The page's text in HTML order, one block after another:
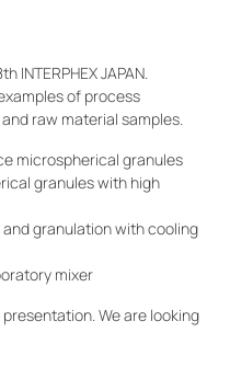
INTERPHEX JAPAN.
of process
raw material samples.
microspherical granules
granules with high
granulation with cooling
mixer
We are looking